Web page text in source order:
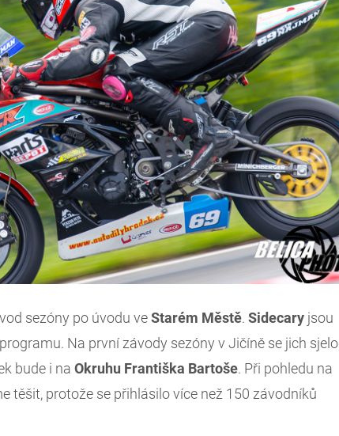
sezóny po úvodu veStarém Městě. Sidecary jsou
Na první závody sezóny v Jičíně se jich sjelo
bude i na Okruhu Františka Bartoše. Při pohledu na
těšit, protože se přihlásilo více než 150 závodníků